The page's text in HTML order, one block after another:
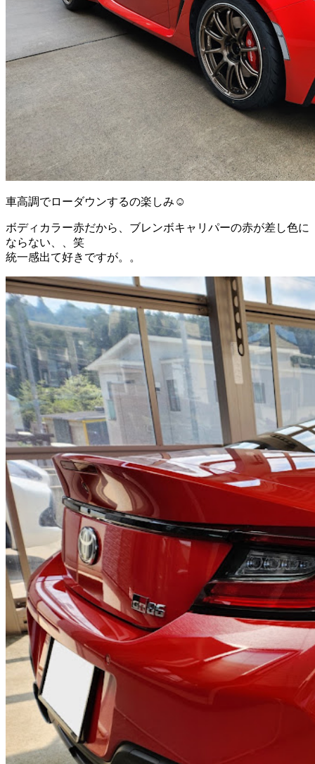
車高調でローダウンするの楽しみ☺️
ボディカラー赤だから、ブレンボキャリパーの赤が差し色に
ならない、、笑
統一感出て好きですが。。